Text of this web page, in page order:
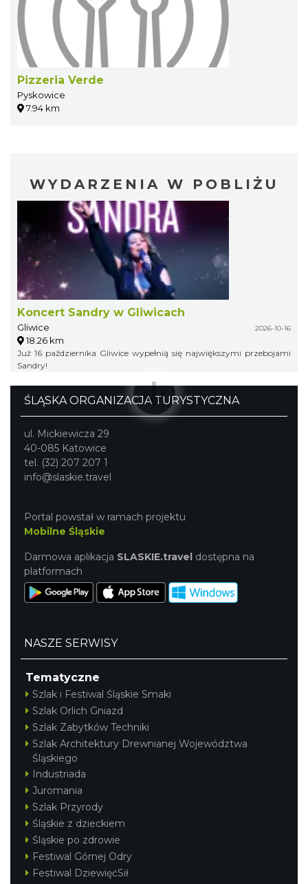
Pizzeria Verde
Pyskowice
7.94 km
WYDARZENIA W POBLIŻU
Koncert Sandry w Gliwicach
Gliwice 2026-10-16
18.26 km
Już 16 października Gliwice wypełnią się największymi przebojami
Sandry!
ŚLĄSKA ORGANIZACJA TURYSTYCZNA
ul. Mickiewicza 29
40-085 Katowice
tel. (32) 207 207 1
info@slaskie.travel
Portal powstał w ramach projektu
Mobilne Śląskie
Darmowa aplikacja SLASKIE.travel dostępna na
platformach
NASZE SERWISY
Tematyczne
Szlak i Festiwal Śląskie Smaki
Szlak Orlich Gniazd
Szlak Zabytków Techniki
Szlak Architektury Drewnianej Województwa
Śląskiego
Industriada
Juromania
Szlak Przyrody
Śląskie z dzieckiem
Śląskie po zdrowie
Festiwal Górnej Odry
Festiwal DziewięćSił